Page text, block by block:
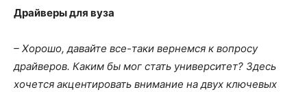
Драйверы для вуза
– Хорошо, давайте все-таки вернемся к вопросу
драйверов. Каким бы мог стать университет? Здесь
хочется акцентировать внимание на двух ключевых